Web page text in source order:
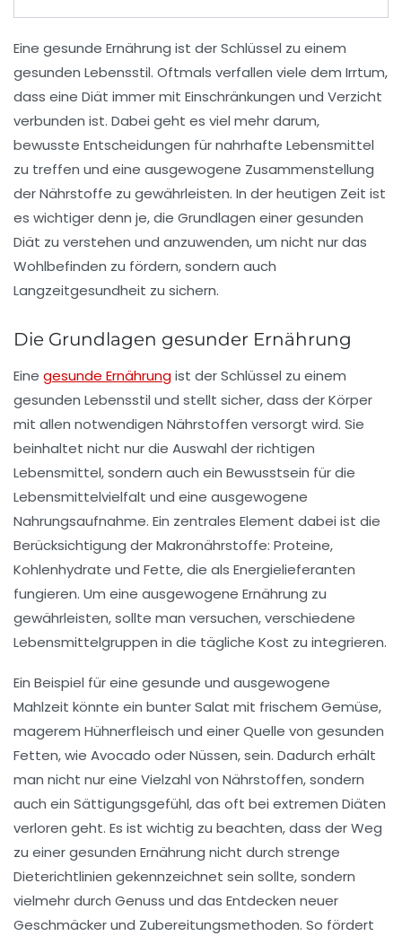
Eine gesunde Ernährung ist der Schlüssel zu einem
gesunden Lebensstil. Oftmals verfallen viele dem Irrtum,
dass eine Diät immer mit Einschränkungen und Verzicht
verbunden ist. Dabei geht es viel mehr darum,
bewusste Entscheidungen fürnahrhafte Lebensmittel
zu treffen und eine ausgewogene Zusammenstellung
derNährstoffe zu gewährleisten. In der heutigen Zeit ist
es wichtiger denn je, die Grundlagen einer gesunden
Diät zu verstehen und anzuwenden, um nicht nur das
Wohlbefinden zu fördern, sondern auch
Langzeitgesundheit zu sichern.
Die Grundlagen gesunder Ernährung
Eine gesunde Ernährungist der Schlüssel zu einem
gesunden Lebensstil und stellt sicher, dass der Körper
mit allen notwendigen Nährstoffen versorgt wird. Sie
beinhaltet nicht nur die Auswahl der richtigen
Lebensmittel, sondern auch ein Bewusstsein für die
Lebensmittelvielfalt und eine ausgewogene
Nahrungsaufnahme. Ein zentrales Element dabei ist die
Berücksichtigung derMakronährstoffe: Proteine,
Kohlenhydrate und Fette, die als Energielieferanten
fungieren. Um eine ausgewogene Ernährung zu
gewährleisten, sollte man versuchen, verschiedene
Lebensmittelgruppen in die tägliche Kost zu integrieren.
Ein Beispiel für eine gesunde und ausgewogene
Mahlzeit könnte ein bunter Salat mit frischem Gemüse,
magerem Hühnerfleisch und einer Quelle von gesunden
Fetten, wie Avocado oder Nüssen, sein. Dadurch erhält
man nicht nur eine Vielzahl von Nährstoffen, sondern
auch ein Sättigungsgefühl, das oft bei extremen Diäten
verloren geht. Es ist wichtig zu beachten, dass der Weg
zu einergesunden Ernährung nicht durch strenge
Dieterichtlinien gekennzeichnet sein sollte, sondern
vielmehr durch Genuss und das Entdecken neuer
Geschmäcker und Zubereitungsmethoden. So fördert